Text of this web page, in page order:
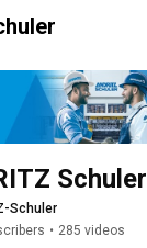
Schuler
• 285 videos